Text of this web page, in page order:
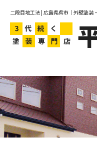
二段目地工法 | 広島県呉市｜外壁塗装